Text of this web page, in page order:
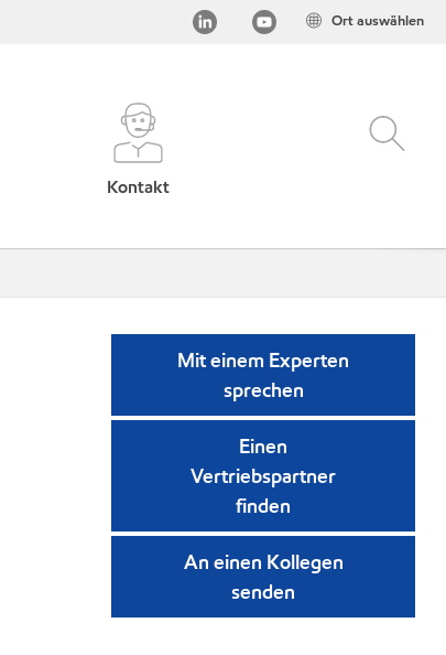
Ort auswählen
Kontakt
Mit einem Experten
sprechen
Einen
Vertriebspartner
finden
An einen Kollegen
senden